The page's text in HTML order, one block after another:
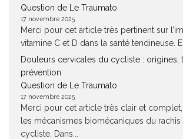
Question de Le Traumato
17 novembre 2025
Merci pour cet article très pertinent sur
vitamine C et D dans la santé tendineuse.
Douleurs cervicales du cycliste : origines,
prévention
Question de Le Traumato
17 novembre 2025
Merci pour cet article très clair et
les mécanismes biomécaniques du
cycliste. Dans...